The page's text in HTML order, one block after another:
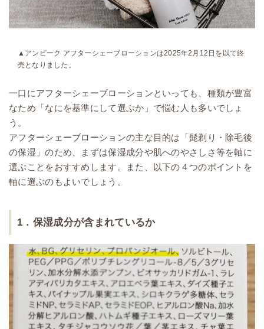
▲アンビーク アフターシェーブローションは2025年2月12日を以て終
売となりました。
一口にアフターシェーブローションといっても、種類が豊富
なため「なにを基準にして選ぶか」で悩む人も多いでしょ
う。
アフターシェーブローションの主な目的は「髭剃り・除毛後
の保湿」のため、まずは保湿成分や肌へのやさしさ等を軸に
選ぶことをおすすめします。また、以下の４つのポイントを
軸に選ぶのもよいでしょう。
1．保湿成分が含まれているか